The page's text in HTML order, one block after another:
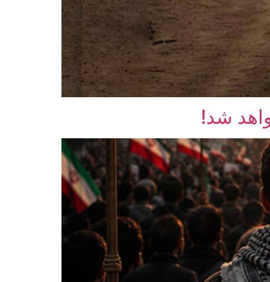
شد!